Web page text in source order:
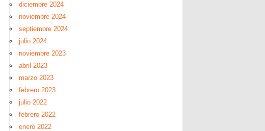
diciembre 2024
noviembre 2024
septiembre 2024
julio 2024
noviembre 2023
abril 2023
marzo 2023
febrero 2023
julio 2022
febrero 2022
enero 2022